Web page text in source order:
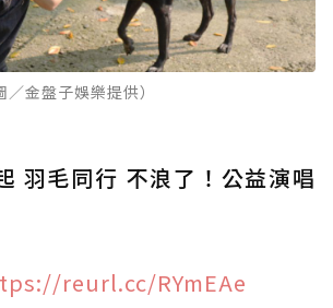
金盤子娛樂提供）
羽毛同行 不浪了！公益演唱
reurl.cc/RYmEAe